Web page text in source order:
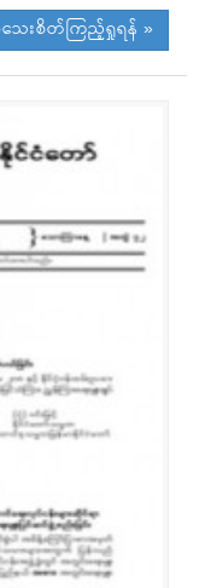
ေးစိတ်ကြည့်ရှုရန် »